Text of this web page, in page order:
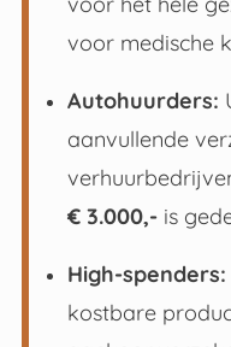
voor medische
Autohuurders:
aanvullende
€ 3.000,-is
High-spenders:
kostbare